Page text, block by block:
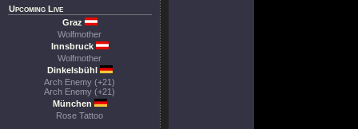
Upcoming Live
Graz
Wolfmother
Innsbruck
Wolfmother
Dinkelsbühl
Arch Enemy (+21)
Arch Enemy (+21)
München
Rose Tattoo